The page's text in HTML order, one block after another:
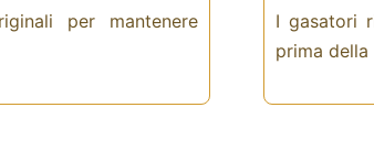
per mantenere
I gasatori
prima